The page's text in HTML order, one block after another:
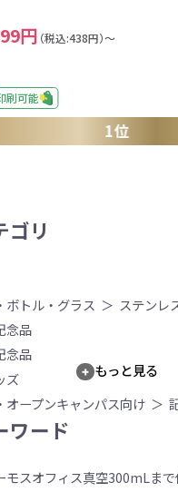
円 （税込:438円）～
刷可能
1位
ゴリ
ボトル・グラス
ステンレ
念品
念品
ズ
オープンキャンパス向け
もっと見る
ワード
モスオフィス真空300mLまで